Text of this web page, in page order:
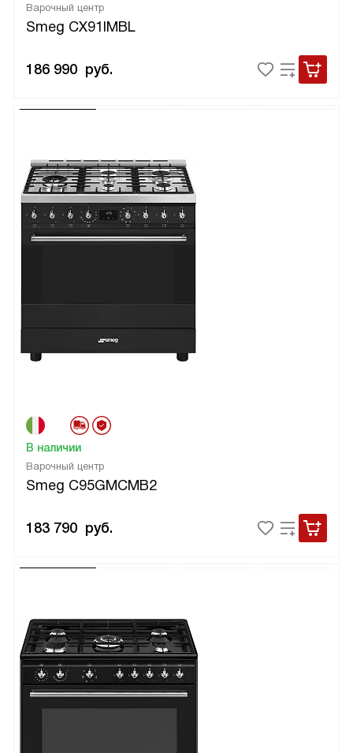
Варочный центр
Smeg CX91IMBL
186 990 руб.
Варочный центр
Smeg C95GMCMB2
В наличии
183 790 руб.